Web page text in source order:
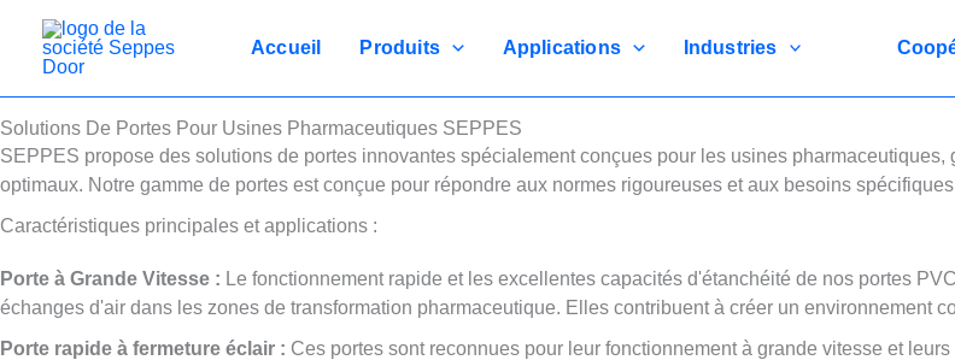
contenu
Accueil Produits Applications Industries
Solutions De Portes Pour Usines Pharmaceutiques SEPPES
SEPPES propose des solutions de portes innovantes spécialement conçues pour les usines
optimaux. Notre gamme de portes est conçue pour répondre aux normes rigoureuses et aux besoins
Caractéristiques principales et applications :
Porte à Grande Vitesse : Le fonctionnement rapide et les excellentes capacités d'étanchéité de nos portes
échanges d'air dans les zones de transformation pharmaceutique. Elles contribuent à créer un environnement
Porte rapide à fermeture éclair : Ces portes sont reconnues pour leur fonctionnement à grande vitesse et